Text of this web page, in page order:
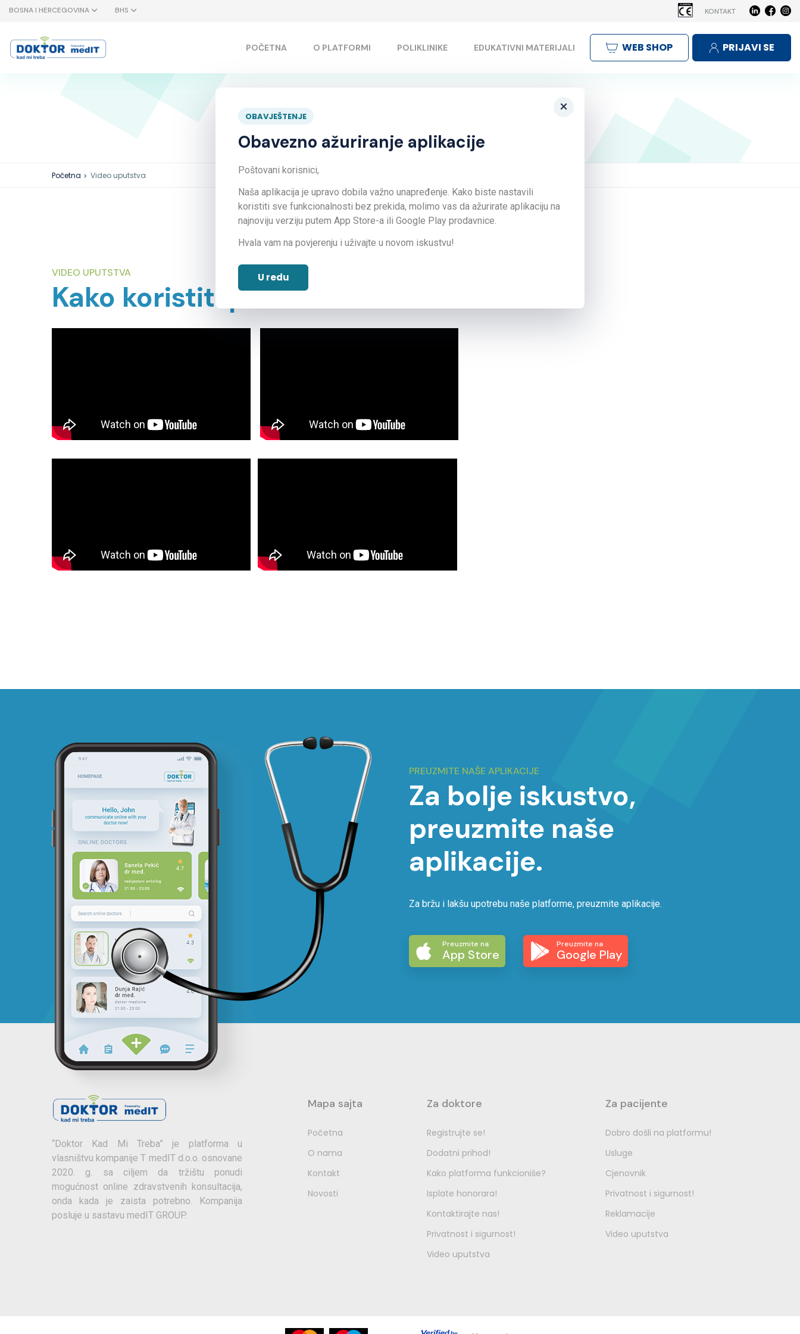
BOSNA I HERCEGOVINA BHS KONTAKT
POČETNA O PLATFORMI POLIKLINIKE EDUKATIVNI MATERIJALI WEB SHOP PRIJAVI SE
×
OBAVJEŠTENJE
Obavezno ažuriranje aplikacije
Poštovani korisnici,
Naša aplikacija je upravo dobila važno unapređenje. Kako biste nastavili
koristiti sve funkcionalnosti bez prekida, molimo vas da ažurirate aplikaciju na
najnoviju verziju putem App Store-a ili Google Play prodavnice.
Hvala vam na povjerenju i uživajte u novom iskustvu!
U redu
Početna Video uputstva
VIDEO UPUTSTVA
Kako koristiti platformu?
PREUZMITE NAŠE APLIKACIJE
Za bolje iskustvo,
preuzmite naše
aplikacije.
Za bržu i lakšu upotrebu naše platforme, preuzmite aplikacije.
Preuzmite na
App Store
Preuzmite na
Google Play
“Doktor Kad Mi Treba” je platforma u
vlasništvu kompanije T medIT d.o.o. osnovane
2020. g. sa ciljem da tržištu ponudi
mogućnost online zdravstvenih konsultacija,
onda kada je zaista potrebno. Kompanija
posluje u sastavu medIT GROUP.
Mapa sajta
Početna
O nama
Kontakt
Novosti
Za doktore
Registrujte se!
Dodatni prihod!
Kako platforma funkcioniše?
Isplate honorara!
Kontaktirajte nas!
Privatnost i sigurnost!
Video uputstva
Za pacijente
Dobro došli na platformu!
Usluge
Cjenovnik
Privatnost i sigurnost!
Reklamacije
Video uputstva